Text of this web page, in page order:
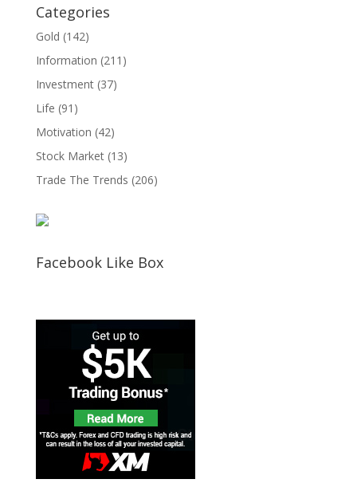
Categories
Gold (142)
Information (211)
Investment(37)
Life (91)
Motivation (42)
Stock Market(13)
Trade The Trends (206)
Facebook Like Box